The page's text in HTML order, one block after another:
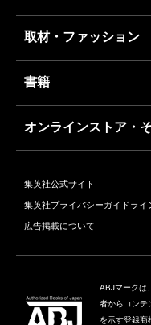
取材・ファッション
書籍
オンラインストア・
集英社公式サイト
集英社プライバシーガイドライ
広告掲載について
ABJマークは
者からコンテ
を示す登録商